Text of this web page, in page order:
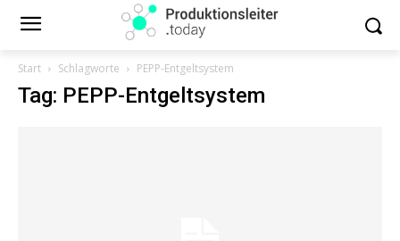
Start Schlagworte PEPP-Entgeltsystem
Tag: PEPP-Entgeltsystem